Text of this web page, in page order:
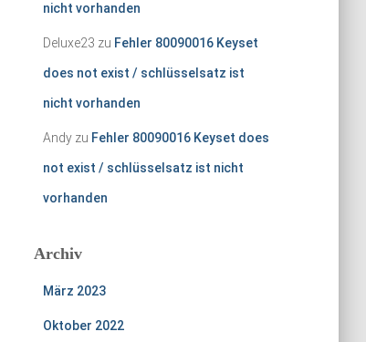
nicht vorhanden
Deluxe23 zu Fehler 80090016 Keyset
does not exist / schlüsselsatz ist
nicht vorhanden
Andyzu Fehler 80090016 Keyset does
not exist / schlüsselsatz ist nicht
vorhanden
Archiv
März 2023
Oktober 2022